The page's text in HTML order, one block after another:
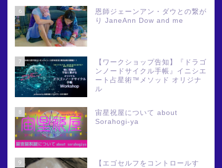
6
恩師ジェーンアン・ダウとの繋が
り JaneAnn Dow and me
7
【ワークショップ告知】『ドラゴ
ンノードサイクル手帳』イニシエ
ート占星術™メソッド オリジナ
ル
8
宙星祝屋について about
Sorahogi-ya
9
【エゴセルフをコントロールす